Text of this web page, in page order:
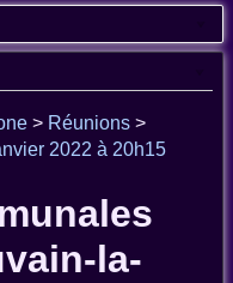
> Réunions >
2022 à 20h15
la-